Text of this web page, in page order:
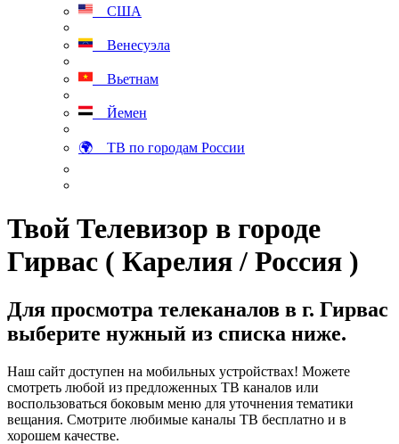
США
Венесуэла
Вьетнам
Йемен
🌍 ТВ по городам России
Твой Телевизор в городе
Гирвас ( Карелия / Россия )
Для просмотра телеканалов в г. Гирвас
выберите нужный из списка ниже.
Наш сайт доступен на мобильных устройствах! Можете
смотреть любой из предложенных ТВ каналов или
воспользоваться боковым меню для уточнения тематики
вещания. Смотрите любимые каналы ТВ бесплатно и в
хорошем качестве.